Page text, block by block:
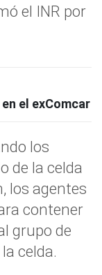
el INR por
el exComcar
los
de la celda
los agentes
contener
grupo de
celda.